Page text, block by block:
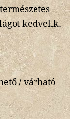
kedvelik.
/ várható